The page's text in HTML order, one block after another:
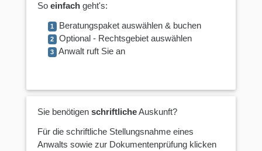
So einfachgeht's:
1 Beratungspaket auswählen & buchen
2 Optional - Rechtsgebiet auswählen
3 Anwalt ruft Sie an
Sie benötigen schriftlicheAuskunft?
Für die schriftliche Stellungsnahme eines
Anwalts sowie zur Dokumentenprüfung klicken